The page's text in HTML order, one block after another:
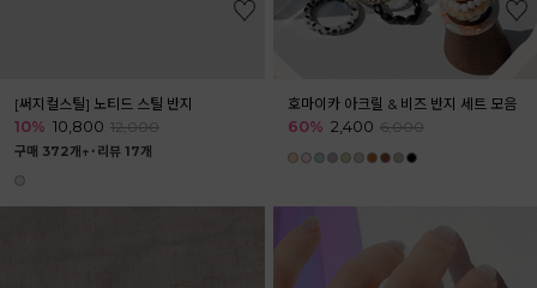
[써지컬스틸] 노티드 스틸 반지
10% 10,800 12,000
구매 372개↑˙ 리뷰 17개
호마이카 아크릴 & 비즈 반지 세트 모음
60% 2,400 6,000